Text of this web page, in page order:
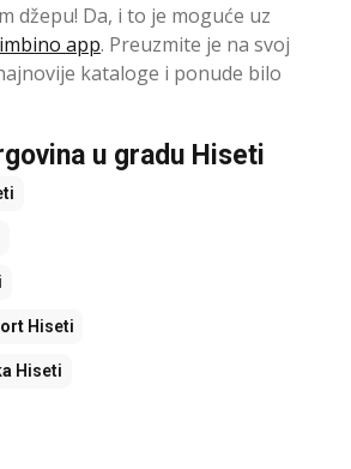
džepu! Da, i to je moguće uz
app. Preuzmite je na svoj
kataloge i ponude bilo
u gradu Hiseti
Hiseti
Hiseti